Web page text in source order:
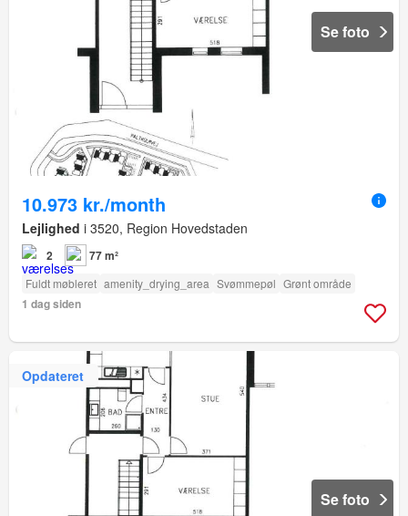
Se foto
10.973 kr./month
Lejlighed i 3520, Region Hovedstaden
2 77 m²
Fuldt møbleret amenity_drying_area Svømmepøl Grønt område
1 dag siden
Opdateret
Se foto